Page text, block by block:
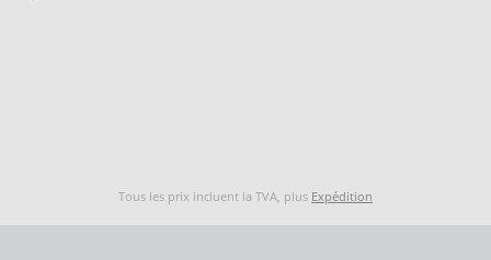
Tous les prix incluent la TVA, plus Expédition